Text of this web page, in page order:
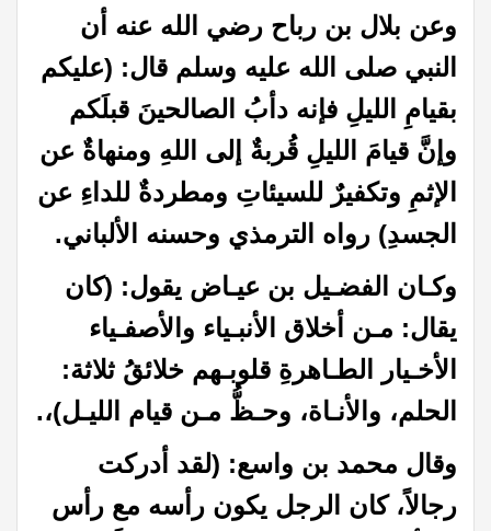
وعن بلال بن رباح رضي الله عنه أن
النبي صلى الله عليه وسلم قال: (عليكم
بقيامِ الليلِ فإنه دأبُ الصالحينَ قبلَكم
وإنَّ قيامَ الليلِ قُربةٌ إلى اللهِ ومنهاةٌ عن
الإثمِ وتكفيرٌ للسيئاتِ ومطردةٌ للداءِ عن
الجسدِ) رواه الترمذي وحسنه الألباني.
وكـان الفضـيل بن عيـاض يقول: (كان
يقال: مـن أخلاق الأنبـياء والأصفـياء
الأخـيار الطـاهرةِ قلوبـهم خلائقُ ثلاثة:
الحلم، والأنـاة، وحـظُّ مـن قيام الليـل)،.
وقال محمد بن واسع: (لقد أدركت
رجالاً، كان الرجل يكون رأسه مع رأس